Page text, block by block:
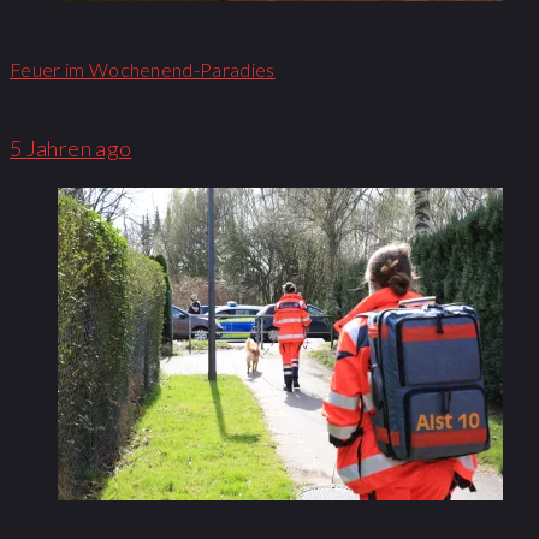
Feuer im Wochenend-Paradies
5 Jahren ago